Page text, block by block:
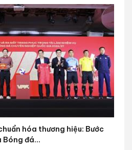
hóa thương hiệu: Bước
Bóng đá...